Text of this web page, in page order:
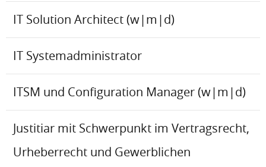
IT Solution Architect (w|m|d)
IT Systemadministrator
ITSM und Configuration Manager (w|m|d)
Justitiar mit Schwerpunkt im Vertragsrecht,
Urheberrecht und Gewerblichen